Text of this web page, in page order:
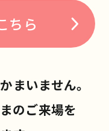
ちら
まいません。
のご来場を